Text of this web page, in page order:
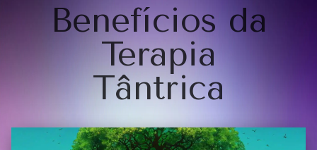
Benefícios da
Terapia
Tântrica